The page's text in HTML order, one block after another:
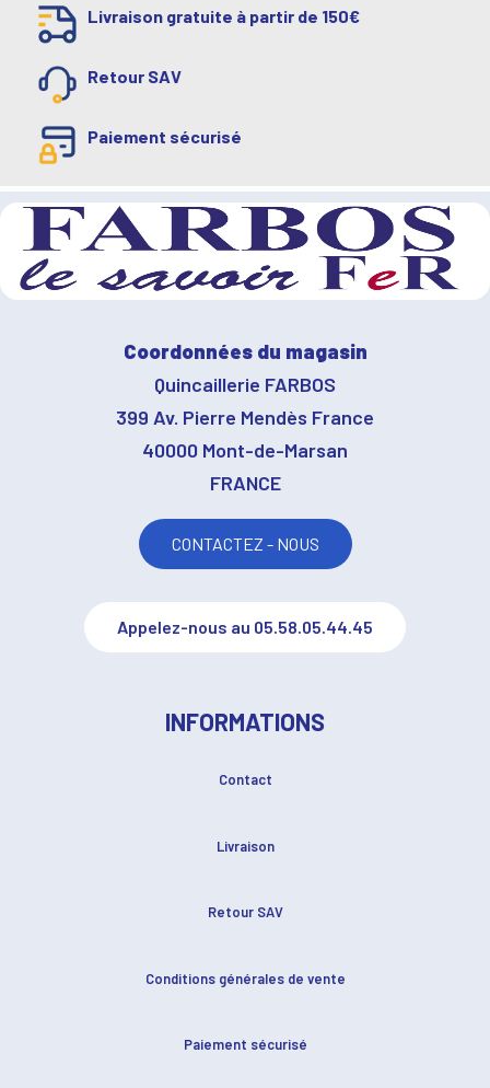
Livraison gratuite à partir de 150€
Retour SAV
Paiement sécurisé
Coordonnées du magasin
Quincaillerie FARBOS
399 Av. Pierre Mendès France
40000 Mont-de-Marsan
FRANCE
CONTACTEZ - NOUS
Appelez-nous au 05.58.05.44.45
INFORMATIONS
Contact
Livraison
Retour SAV
Conditions générales de vente
Paiement sécurisé